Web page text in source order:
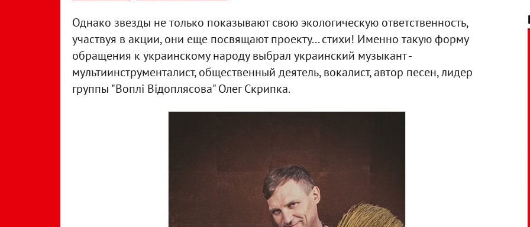
Однако звезды не только показывают свою экологическую ответственность,
участвуя в акции, они еще посвящают проекту... стихи! Именно такую форму
обращения к украинскому народу выбрал украинский музыкант -
мультиинструменталист, общественный деятель, вокалист, автор песен, лидер
группы "Воплі Відоплясова" Олег Скрипка.